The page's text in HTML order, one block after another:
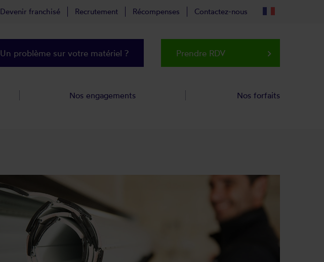
Devenir franchisé Recrutement Récompenses Contactez-nous
Un problème sur votre matériel ? Prendre RDV keyboard_arrow_right
Nos engagements Nos forfaits